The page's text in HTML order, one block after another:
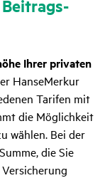
Beitrags­
Ihrer privaten
HanseMerkur
Tarifen mit
die Möglichkeit
wählen. Bei der
die Sie